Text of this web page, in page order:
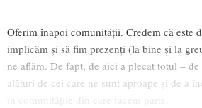
Oferim înapoi comunității. Credem că este
implicăm şi să fim prezenți (la bine și la
ne aflăm. De fapt, de aici a plecat totul –
alături de cei care ne sunt aproape și de a
în comunitățile din care facem parte.